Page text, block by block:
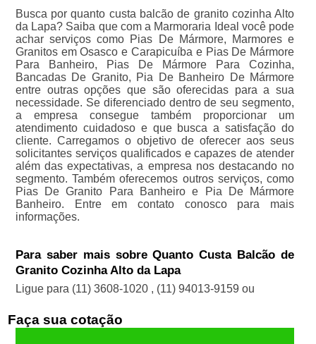
Busca por quanto custa balcão de granito cozinha Alto
da Lapa? Saiba que com a Marmoraria Ideal você pode
achar serviços como Pias De Mármore, Marmores e
Granitos em Osasco e Carapicuíba e Pias De Mármore
Para Banheiro, Pias De Mármore Para Cozinha,
Bancadas De Granito, Pia De Banheiro De Mármore
entre outras opções que são oferecidas para a sua
necessidade. Se diferenciado dentro de seu segmento,
a empresa consegue também proporcionar um
atendimento cuidadoso e que busca a satisfação do
cliente. Carregamos o objetivo de oferecer aos seus
solicitantes serviços qualificados e capazes de atender
além das expectativas, a empresa nos destacando no
segmento. Também oferecemos outros serviços, como
Pias De Granito Para Banheiro e Pia De Mármore
Banheiro. Entre em contato conosco para mais
informações.
Para saber mais sobre Quanto Custa Balcão de
Granito Cozinha Alto da Lapa
Ligue para (11) 3608-1020 , (11) 94013-9159 ou
Faça sua cotação